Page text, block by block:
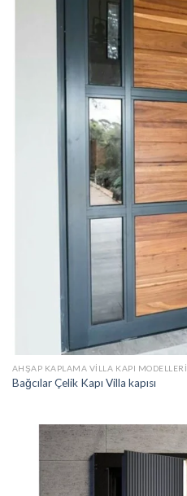
AHŞAP KAPLAMA VILLA KAPI MODELLERI
Bağcılar Çelik Kapı Villa kapısı